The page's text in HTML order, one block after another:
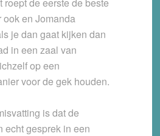
en Jomanda
je dan gaat kijken dan
in een zaal van
op een
voor de gek houden.
is dat de
echt gesprek in een